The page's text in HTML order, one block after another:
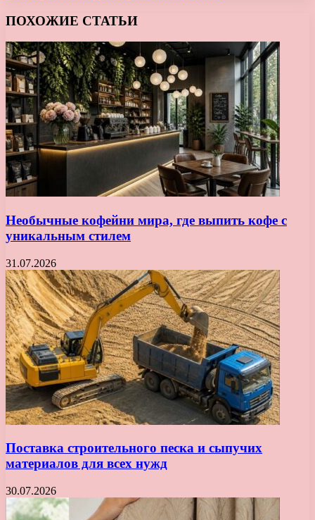
ПОХОЖИЕ СТАТЬИ
Необычные кофейни мира, где выпить кофе с
уникальным стилем
31.07.2026
Поставка строительного песка и сыпучих
материалов для всех нужд
30.07.2026